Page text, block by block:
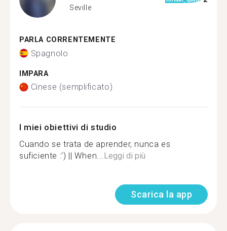
Seville
PARLA CORRENTEMENTE
Spagnolo
IMPARA
Cinese (semplificato)
I miei obiettivi di studio
Cuando se trata de aprender, nunca es
suficiente :') || When...Leggi di più
Scarica la app